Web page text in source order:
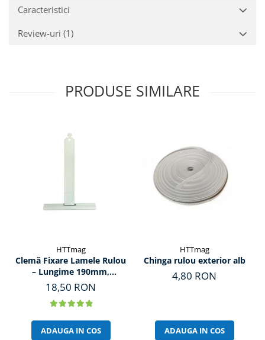
Caracteristici
Review-uri (1)
PRODUSE SIMILARE
HTTmag
Clemă Fixare Lamele Rulou
– Lungime 190mm,
Prindere 150mm
18,50 RON
ADAUGA IN COS
HTTmag
Chinga rulou exterior alb
4,80 RON
ADAUGA IN COS